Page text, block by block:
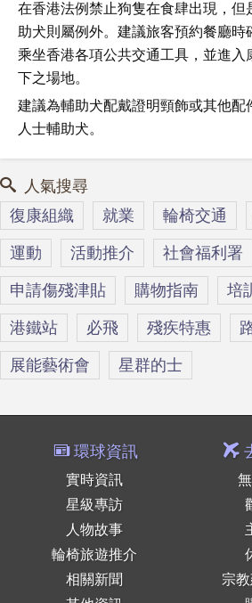
在香港法例禁止狗隻在食肆出現，但
助犬則屬例外。建議旅客預約餐廳時
乘坐香港各項公共交通工具，並進入
下之場地。
建議為輔助犬配戴證明頸飾或其他配
人士輔助犬。
人氣搜尋
復康組織 就業 輪椅交通
運動 活動推介 社會福利署
申請傷殘津貼 購物指南 培
港鐵站 必飛 殘疾特惠
展能藝術會 星群的士
環球資訊
實時資訊
星級專訪
人物故事
輪椅旅遊推介
相關新聞
宗